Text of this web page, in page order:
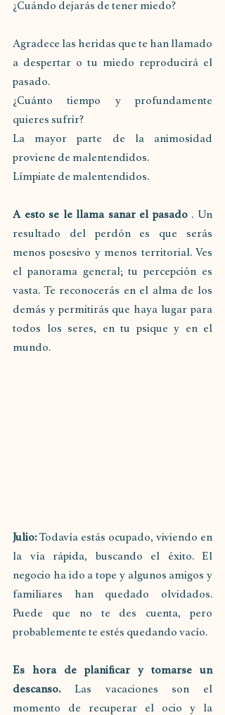
¿Cuándo dejarás de tener miedo?
Agradece las heridas que te han llamado
a despertar o tu miedo reproducirá el
pasado.
¿Cuánto tiempo y profundamente
quieres sufrir?
La mayor parte de la animosidad
proviene de malentendidos.
Límpiate de malentendidos.
A esto se le llama sanar el pasado . Un
resultado del perdón es que serás
menos posesivo y menos territorial. Ves
el panorama general; tu percepción es
vasta. Te reconocerás en el alma de los
demás y permitirás que haya lugar para
todos los seres, en tu psique y en el
mundo.
Julio: Todavía estás ocupado, viviendo en
la vía rápida, buscando el éxito. El
negocio ha ido a tope y algunos amigos y
familiares han quedado olvidados.
Puede que no te des cuenta, pero
probablemente te estés quedando vacío.
Es hora de planificar y tomarse un
descanso. Las vacaciones son el
momento de recuperar el ocio y la